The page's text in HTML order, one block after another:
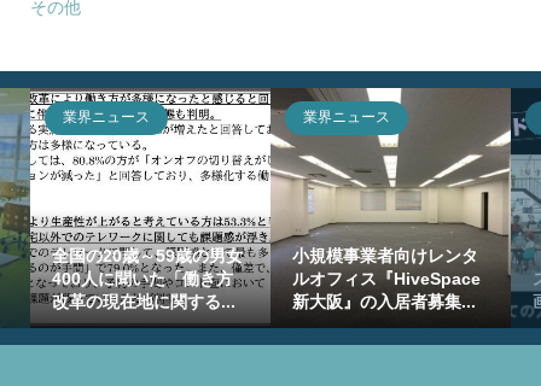
その他
業界ニュース
全国の20歳～59歳の男女
400人に聞いた「働き方
改革の現在地に関する...
業界ニュース
小規模事業者向けレンタ
ルオフィス『HiveSpace
新大阪』の入居者募集...